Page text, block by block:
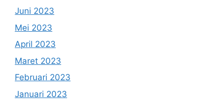
Juni 2023
Mei 2023
April 2023
Maret 2023
Februari 2023
Januari 2023